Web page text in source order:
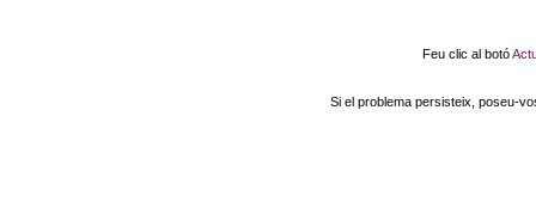
Feu clic al botó
Si el problema persisteix, poseu-